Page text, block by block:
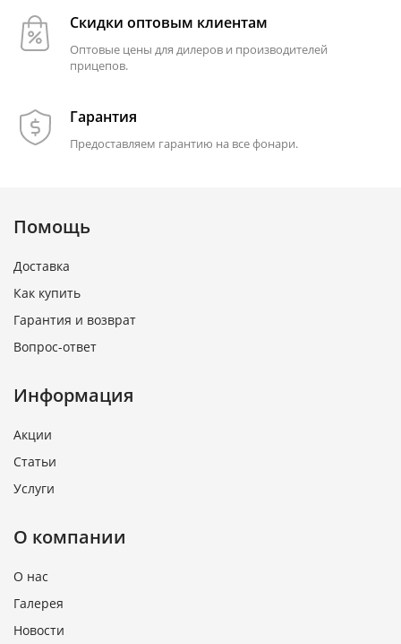
Скидки оптовым клиентам
Оптовые цены для дилеров и производителей
прицепов.
Гарантия
Предоставляем гарантию на все фонари.
Помощь
Доставка
Как купить
Гарантия и возврат
Вопрос-ответ
Информация
Акции
Статьи
Услуги
О компании
О нас
Галерея
Новости